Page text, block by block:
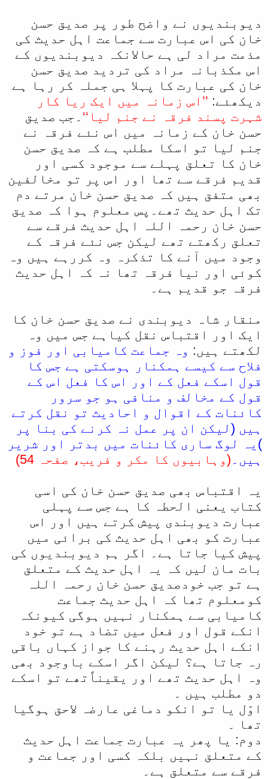
دیوبندیوں نے واضح طور پر صدیق حسن
خان کی اس عبارت سے جماعت اہل حدیث کی
مذمت مراد لی ہے حالانکہ دیوبندیوں کے
اس مکذبانہ مراد کی تردید صدیق حسن
خان کی عبارت کا پہلا ہی جملہ کر رہا ہے
دیکھئے: ’’اس زمانہ میں ایک ریا کار
شہرت پسند فرقہ نے جنم لیا‘‘ ۔جب صدیق
حسن خان کے زمانہ میں اس نئے فرقہ نے
جنم لیا تو اسکا مطلب ہے کہ صدیق حسن
خان کا تعلق پہلے سے موجود کسی اور
قدیم فرقے سے تھا اور اس پر تو مخالفین
بھی متفق ہیں کہ صدیق حسن خان مرتے دم
تک اہل حدیث تھے۔پس معلوم ہوا کہ صدیق
حسن خان رحمہ اللہ اہل حدیث فرقے سے
تعلق رکھتے تھے لیکن جس نئے فرقہ کے
وجود میں آنے کا تذکرہ وہ کررہے ہیں وہ
کوئی اور نیا فرقہ تھا نہ کہ اہل حدیث
فرقہ جو قدیم ہے۔
منقار شاہ دیوبندی نے صدیق حسن خان کا
ایک اور اقتباس نقل کیاہے جس میں وہ
لکھتے ہیں: وہ جماعت کامیابی اور فوز و
فلاح سے کیسے ہمکنار ہوسکتی ہے جس کا
قول اسکے فعل کے اور اس کا فعل اس کے
قول کے مخالف و منافی ہو جو سرور
کائنات کے اقوال و احادیث تو نقل کرتے
ہیں (لیکن ان پر عمل نہ کرنے کی بنا پر
)یہ لوگ ساری کائنات میں بدتر اور شریر
ہیں۔ (وہابیوں کا مکر و فریب، صفحہ 54)
یہ اقتباس بھی صدیق حسن خان کی اسی
کتاب یعنی الحطہ کا ہے جس سے پہلی
عبارت دیوبندی پیش کرتے ہیں اور اس
عبارت کو بھی اہل حدیث کی برائی میں
پیش کیا جاتا ہے۔ اگر ہم دیوبندیوں کی
بات مان لیں کہ یہ اہل حدیث کے متعلق
ہے تو جب خودصدیق حسن خان رحمہ اللہ
کومعلوم تھا کہ اہل حدیث جماعت
کامیابی سے ہمکنار نہیں ہوگی کیونکہ
انکے قول اور فعل میں تضاد ہے تو خود
انکے اہل حدیث رہنے کا جواز کہاں باقی
رہ جاتا ہے؟ لیکن اگر اسکے باوجود بھی
وہ اہل حدیث تھے اور یقیناًتھے تو اسکے
دو مطلب ہیں ۔
اوّل یا تو انکو دماغی عارضہ لاحق ہوگیا
تھا ۔
دوم: یا پھر یہ عبارت جماعت اہل حدیث
کے متعلق نہیں بلکہ کسی اور جماعت و
فرقے سے متعلق ہے۔